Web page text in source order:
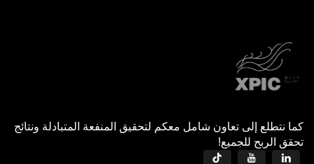
كما نتطلع إلى تعاون شامل معكم لتحقيق المنفعة المتبادلة ونتائج
تحقق الربح للجميع!